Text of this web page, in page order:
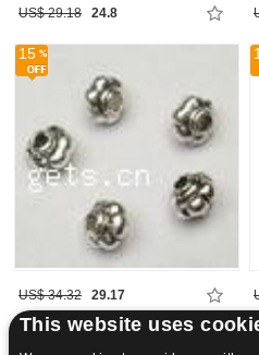
US$ 29.18 24.8
15
US$ 34.32 29.17
15
This website uses